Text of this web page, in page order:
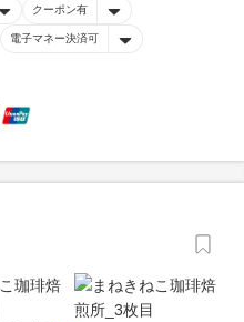
クーポン有
電子マネー決済可